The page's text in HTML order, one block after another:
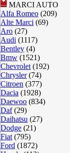
MARCI AUTO
Alfa Romeo (209)
Alte Marci (69)
Aro (27)
Audi (1117)
Bentley (4)
Bmw (1521)
Chevrolet (192)
Chrysler(74)
Citroen (377)
Dacia (1928)
Daewoo (834)
Daf(29)
Daihatsu (27)
Dodge (21)
Fiat (795)
Ford (1872)